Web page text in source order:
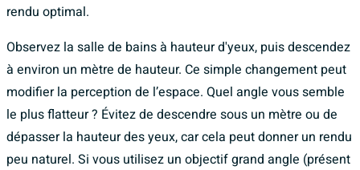
rendu optimal.
Observez la salle de bains à hauteur d'yeux, puis descendez
à environ un mètre de hauteur. Ce simple changement peut
modifier la perception de l’espace. Quel angle vous semble
le plus flatteur ? Évitez de descendre sous un mètre ou de
dépasser la hauteur des yeux, car cela peut donner un rendu
peu naturel. Si vous utilisez un objectif grand angle (présent